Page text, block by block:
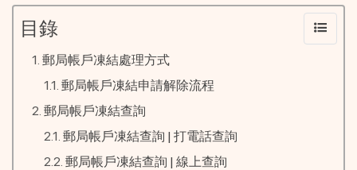
目錄
郵局帳戶凍結處理方式
郵局帳戶凍結申請解除流程
郵局帳戶凍結查詢
郵局帳戶凍結查詢 | 打電話查詢
郵局帳戶凍結查詢 | 線上查詢